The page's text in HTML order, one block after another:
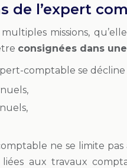
de l’expert
missions,
consignées dans
comptable se décline
ne se limite
liées aux travaux